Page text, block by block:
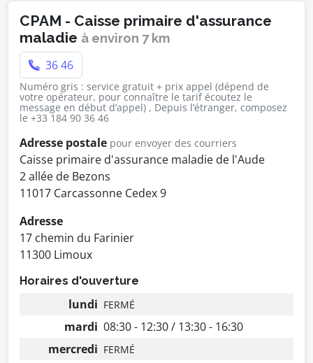
CPAM - Caisse primaire d'assurance
maladie à environ 7 km
36 46
Numéro gris : service gratuit + prix appel (dépend de
votre opérateur, pour connaître le tarif écoutez le
message en début d’appel) , Depuis l’étranger, composez
le +33 184 90 36 46
Adresse postale pour envoyer des courriers
Caisse primaire d'assurance maladie de l'Aude
2 allée de Bezons
11017 Carcassonne Cedex 9
Adresse
17 chemin du Farinier
11300 Limoux
Horaires d'ouverture
lundi FERMÉ
mardi 08:30 - 12:30 / 13:30 - 16:30
mercredi FERMÉ